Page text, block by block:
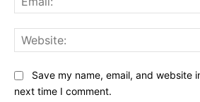
Save my name, email, and website
next time I comment.